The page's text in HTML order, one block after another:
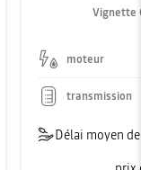
Vignette
moteur
transmission
Délai moyen